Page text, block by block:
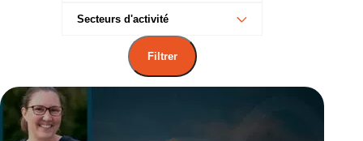
Secteurs d'activité
Filtrer